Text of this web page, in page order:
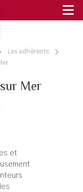
Les adhérents
Mer
et